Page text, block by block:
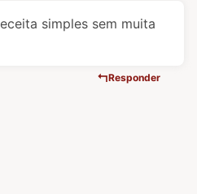
simples sem muita
Responder